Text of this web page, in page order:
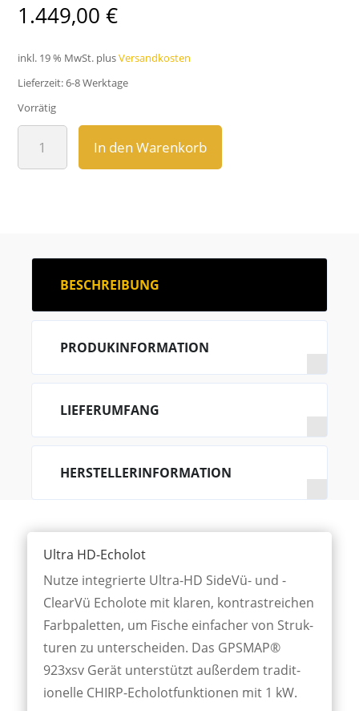
1.449,00€
inkl. 19 % MwSt. plusVersandkosten
Lieferzeit:6-8 Werktage
Vorrätig
Gpsmap
923xsv
In den Warenkorb
Ultra HD-Echolot
Nutze inte­grier­te Ultra-HD Side­Vü- und -
Clear­Vü Echo­lote mit klar­en, kon­trast­reichen
Farb­pal­etten, um Fi­sche ein­facher von Struk­
turen zu unter­scheid­en. Das GPSMAP®
923xsv Gerät unter­stützt außer­dem trad­it­
ion­elle CHIRP-Echo­lot­funkt­ionen mit 1 kW.
BESCHREIBUNG
PRODUKINFORMATION
LIEFERUMFANG
HERSTELLERINFORMATION